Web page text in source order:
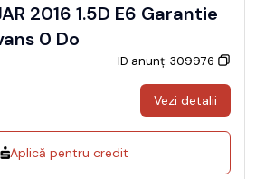
2016 1.5D E6 Garantie
0 Do
ID anunț: 309976
Vezi detalii
Aplică pentru credit